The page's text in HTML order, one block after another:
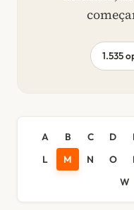
1.535
A B C D
L
M N O
W